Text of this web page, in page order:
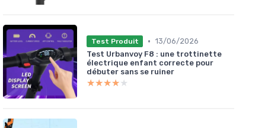
Test Produit • 13/06/2026
Test Urbanvoy F8 : une trottinette
électrique enfant correcte pour
débuter sans se ruiner
★★★★★
★★★★★